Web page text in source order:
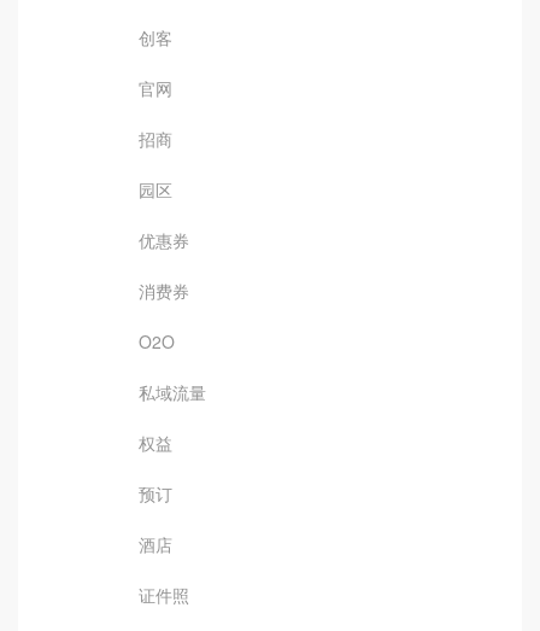
创客
官网
招商
园区
优惠券
消费券
O2O
私域流量
权益
预订
酒店
证件照